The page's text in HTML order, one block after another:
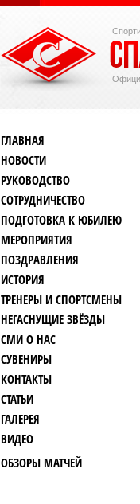
ГЛАВНАЯ
НОВОСТИ
РУКОВОДСТВО
СОТРУДНИЧЕСТВО
ПОДГОТОВКА К ЮБИЛЕЮ
МЕРОПРИЯТИЯ
ПОЗДРАВЛЕНИЯ
ИСТОРИЯ
ТРЕНЕРЫ И СПОРТСМЕНЫ
НЕГАСНУЩИЕ ЗВЁЗДЫ
СМИ О НАС
СУВЕНИРЫ
КОНТАКТЫ
СТАТЬИ
ГАЛЕРЕЯ
ВИДЕО
ОБЗОРЫ МАТЧЕЙ